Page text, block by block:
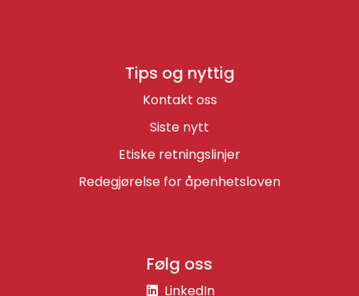
Tips og nyttig
Kontakt oss
Siste nytt
Etiske retningslinjer
Redegjørelse for åpenhetsloven
Følg oss
LinkedIn